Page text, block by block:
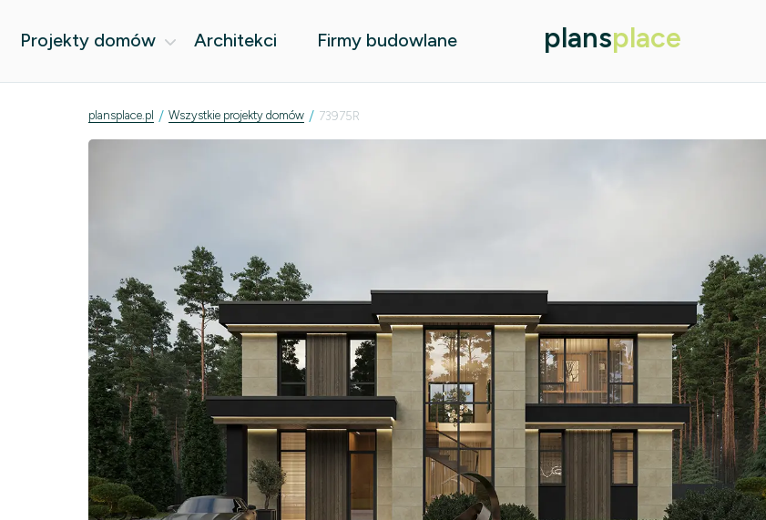
Projekty domów Architekci Firmy budowlane plansplace
plansplace.pl / Wszystkie projekty domów / 73975R